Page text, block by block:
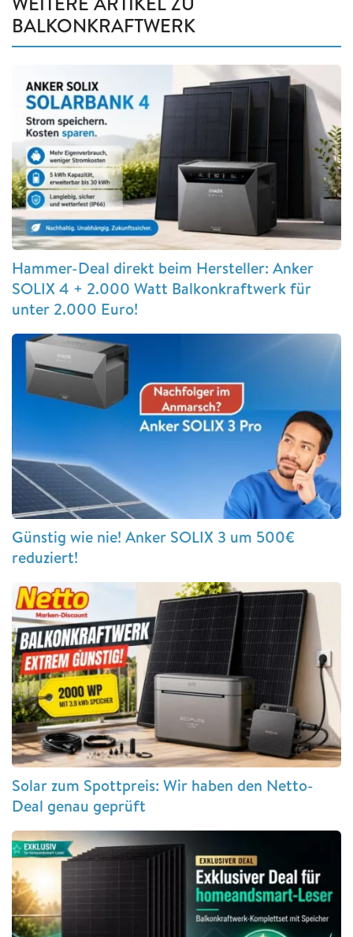
BALKONKRAFTWERK
Hammer-Deal direkt beim Hersteller: Anker
SOLIX 4 + 2.000 Watt Balkonkraftwerk für
unter 2.000 Euro!
Günstig wie nie! Anker SOLIX 3 um 500€
reduziert!
Solar zum Spottpreis: Wir haben den Netto-
Deal genau geprüft